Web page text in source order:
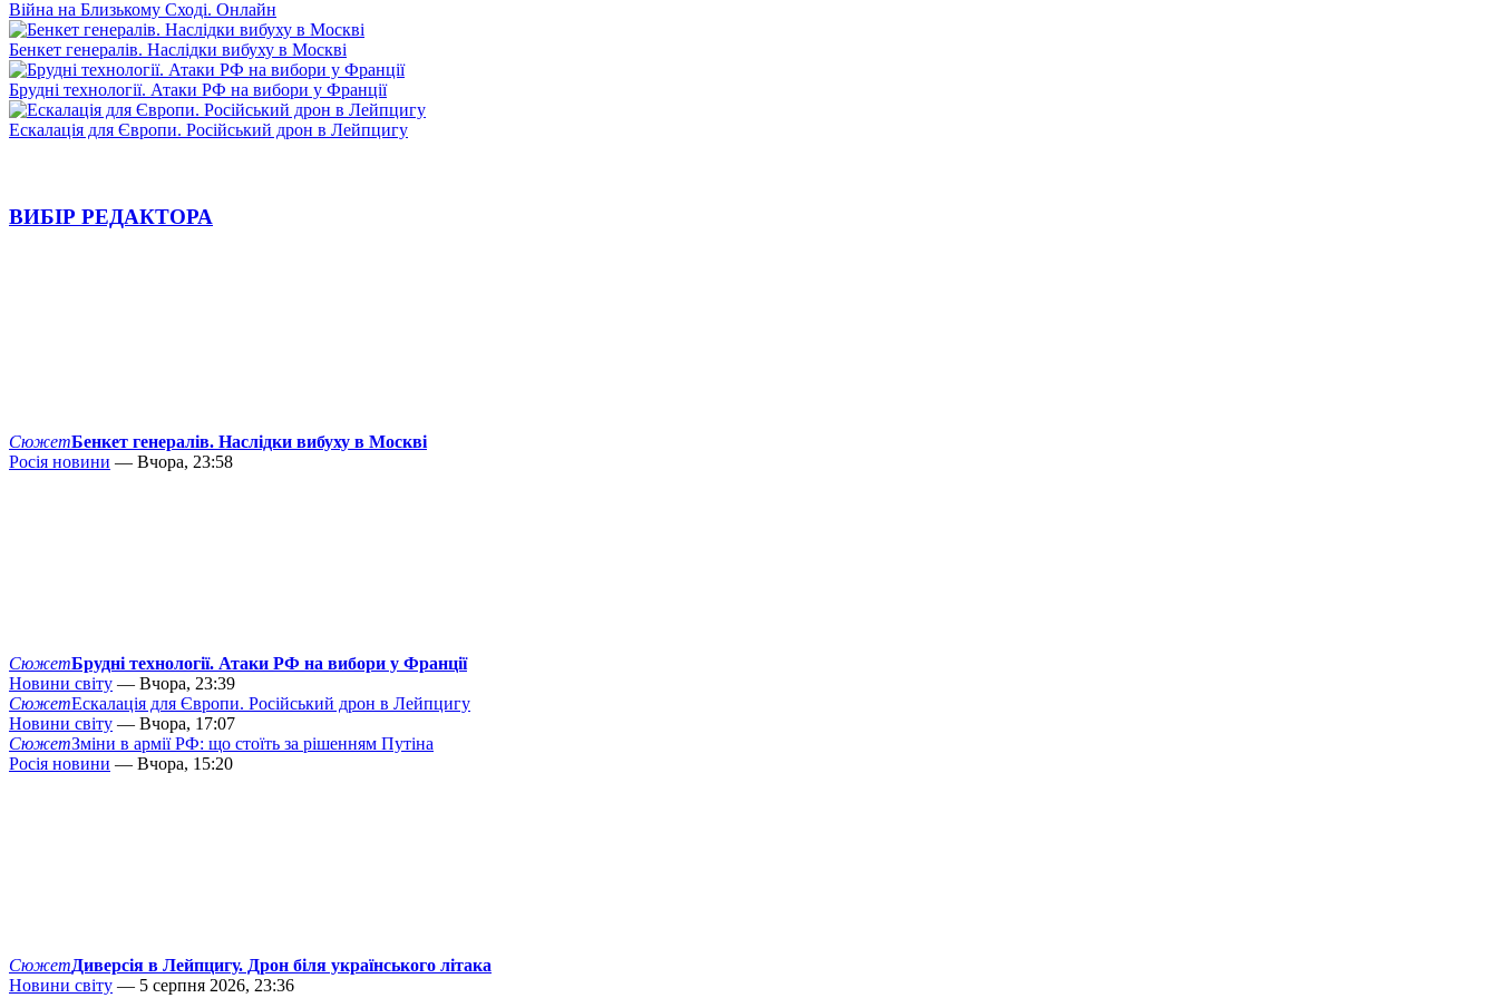
Війна на Близькому Сході. Онлайн
Бенкет генералів. Наслідки вибуху в Москві
Брудні технології. Атаки РФ на вибори у Франції
Ескалація для Європи. Російський дрон в Лейпцигу
ВИБІР РЕДАКТОРА
СюжетБенкет генералів. Наслідки вибуху в Москві
Росія новини — Вчора, 23:58
СюжетБрудні технології. Атаки РФ на вибори у Франції
Новини світу — Вчора, 23:39
СюжетЕскалація для Європи. Російський дрон в Лейпцигу
Новини світу — Вчора, 17:07
СюжетЗміни в армії РФ: що стоїть за рішенням Путіна
Росія новини — Вчора, 15:20
СюжетДиверсія в Лейпцигу. Дрон біля українського літака
Новини світу — 5 серпня 2026, 23:36